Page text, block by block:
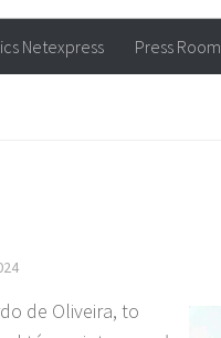
Netexpress Press Room
de Oliveira, to